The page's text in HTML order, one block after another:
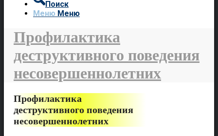
Поиск
Меню Меню
Профилактика
деструктивного поведения
несовершеннолетних
Профилактика
деструктивного поведения
несовершеннолетних